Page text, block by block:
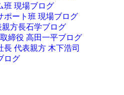
班 現場ブログ
ポート班 現場ブログ
親方長石学ブログ
締役 高田一平ブログ
長 代表親方 木下浩司
ログ